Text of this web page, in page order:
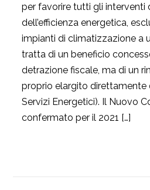
per favorire tutti gli interventi
dell’efficienza energetica,
impianti di climatizzazione a
tratta di un beneficio
detrazione fiscale, ma di un
proprio elargito direttamente
Servizi Energetici). Il Nuovo
confermato per il 2021 […]